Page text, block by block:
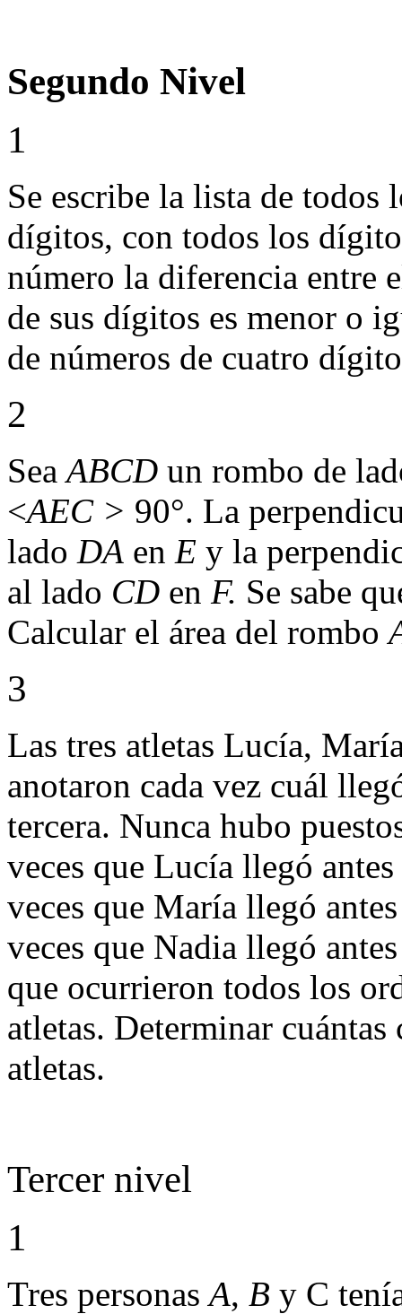
Segundo Nivel
1
Se escribe la lista de todos
dígitos, con todos los
número la diferencia entre
de sus dígitos es menor o
de números de cuatro
2
SeaABCD un rombo de
<AEC > 90°. La
lado DA en E y la
al lado CD en F. Se sabe
Calcular el área del rombo
3
Las tres atletas Lucía,
anotaron cada vez cuál
tercera. Nunca hubo
veces que Lucía llegó
veces que María llegó
veces que Nadia llegó
que ocurrieron todos los
atletas. Determinar cuántas
atletas.
Tercer nivel
1
Tres personasA, B y C